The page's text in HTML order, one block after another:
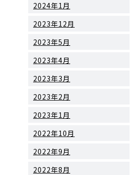
2024年1月
2023年12月
2023年5月
2023年4月
2023年3月
2023年2月
2023年1月
2022年10月
2022年9月
2022年8月